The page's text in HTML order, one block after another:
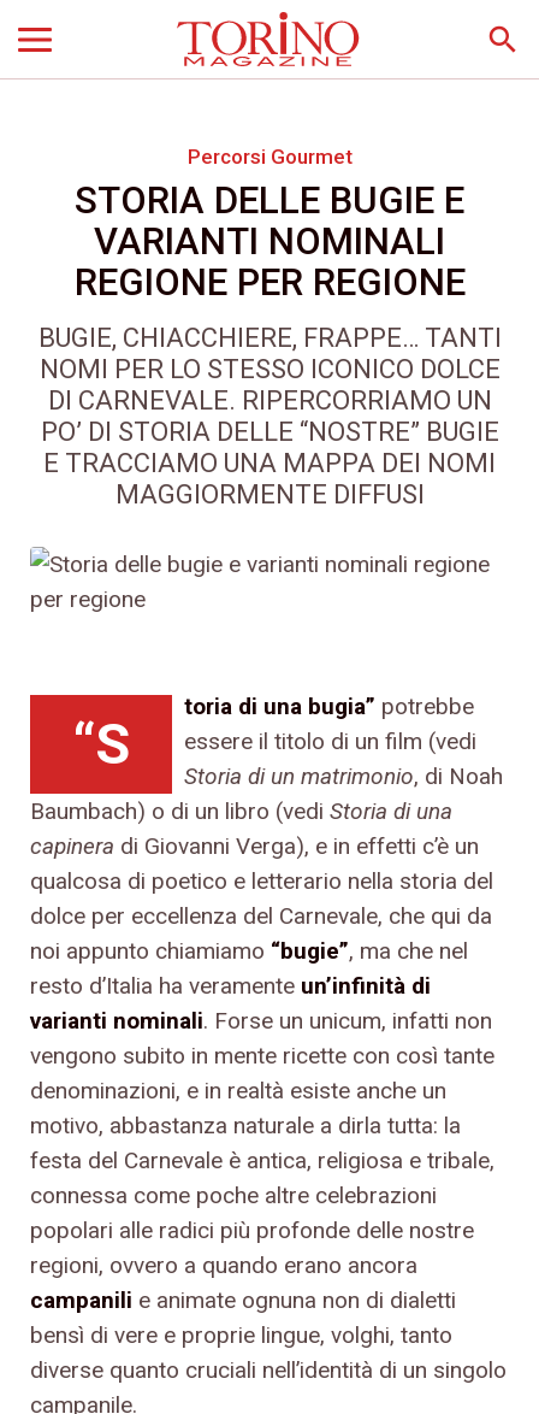
search
Percorsi Gourmet
STORIA DELLE BUGIE E
VARIANTI NOMINALI
REGIONE PER REGIONE
BUGIE, CHIACCHIERE, FRAPPE… TANTI
NOMI PER LO STESSO ICONICO DOLCE
DI CARNEVALE. RIPERCORRIAMO UN
PO’ DI STORIA DELLE “NOSTRE” BUGIE
E TRACCIAMO UNA MAPPA DEI NOMI
MAGGIORMENTE DIFFUSI
“S
toria di una bugia” potrebbe
essere il titolo di un film (vedi
Storia di un matrimonio, di Noah
Baumbach) o di un libro (vedi Storia di una
capinera di Giovanni Verga), e in effetti c’è un
qualcosa di poetico e letterario nella storia del
dolce per eccellenza del Carnevale, che qui da
noi appunto chiamiamo “bugie”, ma che nel
resto d’Italia ha veramente un’infinità di
varianti nominali. Forse un unicum, infatti non
vengono subito in mente ricette con così tante
denominazioni, e in realtà esiste anche un
motivo, abbastanza naturale a dirla tutta: la
festa del Carnevale è antica, religiosa e tribale,
connessa come poche altre celebrazioni
popolari alle radici più profonde delle nostre
regioni, ovvero a quando erano ancora
campanili e animate ognuna non di dialetti
bensì di vere e proprie lingue, volghi, tanto
diverse quanto cruciali nell’identità di un singolo
campanile.